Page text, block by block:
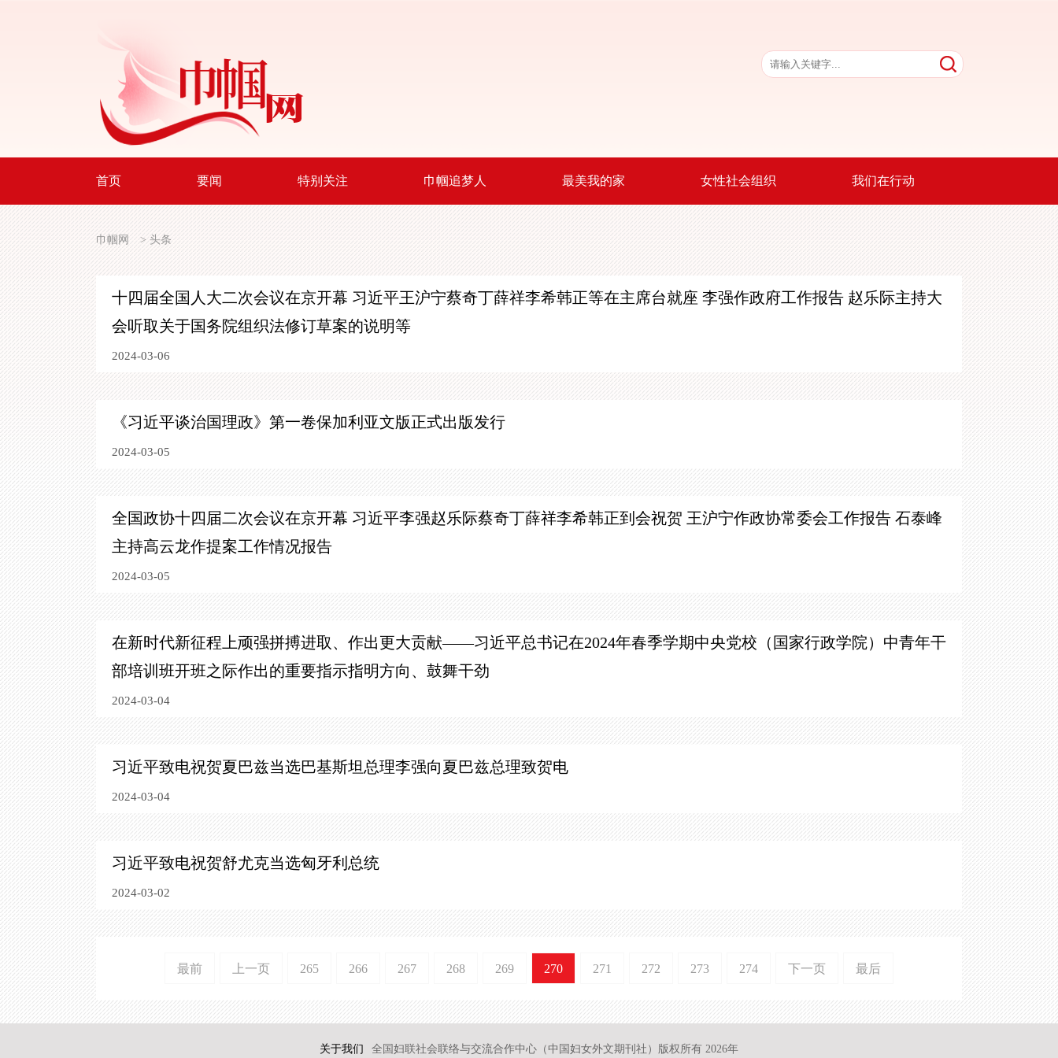
首页 要闻 特别关注 巾帼追梦人 最美我的家 女性社会组织 我们在行动
巾帼网 > 头条
十四届全国人大二次会议在京开幕 习近平王沪宁蔡奇丁薛祥李希韩正等在主席台就座 李强作政府工作报告 赵乐际主持大
会听取关于国务院组织法修订草案的说明等
2024-03-06
《习近平谈治国理政》第一卷保加利亚文版正式出版发行
2024-03-05
全国政协十四届二次会议在京开幕 习近平李强赵乐际蔡奇丁薛祥李希韩正到会祝贺 王沪宁作政协常委会工作报告 石泰峰
主持高云龙作提案工作情况报告
2024-03-05
在新时代新征程上顽强拼搏进取、作出更大贡献——习近平总书记在2024年春季学期中央党校（国家行政学院） 中青年干
部培训班开班之际作出的重要指示指明方向、鼓舞干劲
2024-03-04
习近平致电祝贺夏巴兹当选巴基斯坦总理李强向夏巴兹总理致贺电
2024-03-04
习近平致电祝贺舒尤克当选匈牙利总统
2024-03-02
最前 上一页 265 266 267 268 269 270 271 272 273 274 下一页 最后
关于我们 全国妇联社会联络与交流合作中心（中国妇女外文期刊社）版权所有 2026年